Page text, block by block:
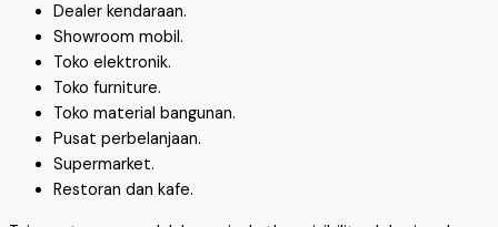
Dealer kendaraan.
Showroom mobil.
Toko elektronik.
Toko furniture.
Toko material bangunan.
Pusat perbelanjaan.
Supermarket.
Restoran dan kafe.